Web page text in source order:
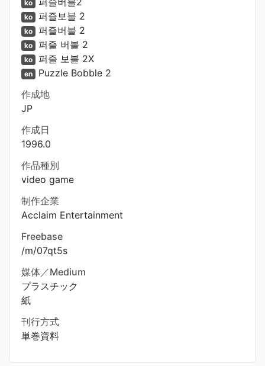
ko
ko 퍼즐보블 2
ko 퍼즐버블 2
ko 퍼즐 버블 2
ko 퍼즐 보블 2X
en Puzzle Bobble 2
作成地
JP
作成日
1996.0
作品種別
video game
制作企業
Acclaim Entertainment
Freebase
/m/07qt5s
媒体／Medium
プラスチック
紙
刊行方式
単巻資料